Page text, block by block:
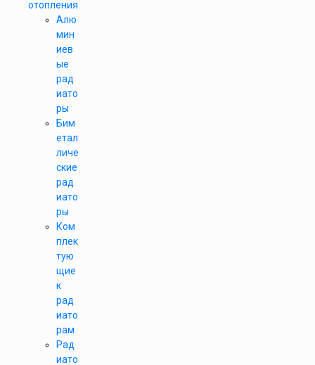
отопления
Алю
мин
иев
ые
рад
иато
ры
Бим
етал
личе
ские
рад
иато
ры
Ком
плек
тую
щие
к
рад
иато
рам
Рад
иато